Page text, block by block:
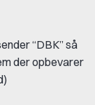
“DBK” så
der opbevarer